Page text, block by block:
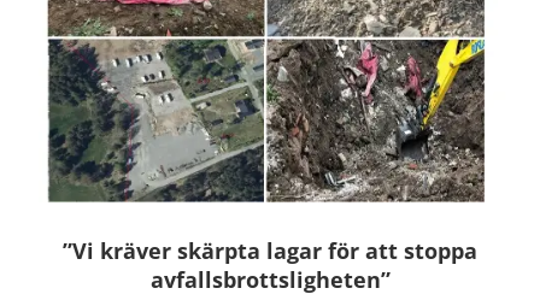
”Vi kräver skärpta lagar för att stoppa
avfallsbrottsligheten”